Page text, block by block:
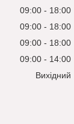
09:00
18:00
09:00
18:00
09:00
18:00
09:00
14:00
Вихідний